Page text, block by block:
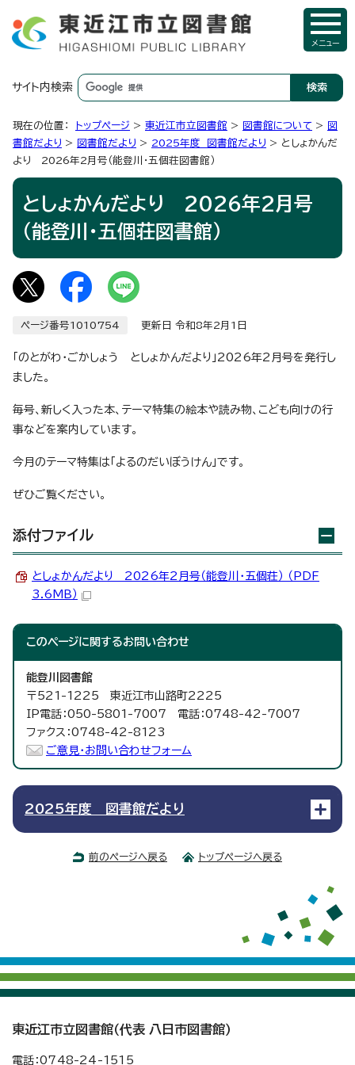
メニュー
サイト内検索
現在の位置： トップページ > 東近江市立図書館 > 図書館について > 図
書館だより > 図書館だより > 2025年度 図書館だより > としょかんだ
より 2026年2月号（能登川・五個荘図書館）
としょかんだより 2026年2月号
（能登川・五個荘図書館）
ページ番号1010754 更新日 令和8年2月1日
「のとがわ・ごかしょう としょかんだより」2026年2月号を発行し
ました。
毎号、新しく入った本、テーマ特集の絵本や読み物、こども向けの行
事などを案内しています。
今月のテーマ特集は「よるのだいぼうけん」です。
ぜひご覧ください。
添付ファイル
としょかんだより 2026年2月号（能登川・五個荘） （PDF
3.6MB）
このページに関するお問い合わせ
能登川図書館
〒521-1225 東近江市山路町2225
IP電話：050-5801-7007 電話：0748-42-7007
ファクス：0748-42-8123
ご意見・お問い合わせフォーム
2025年度 図書館だより
前のページへ戻る トップページへ戻る
東近江市立図書館（代表 八日市図書館）
電話：0748-24 -1515